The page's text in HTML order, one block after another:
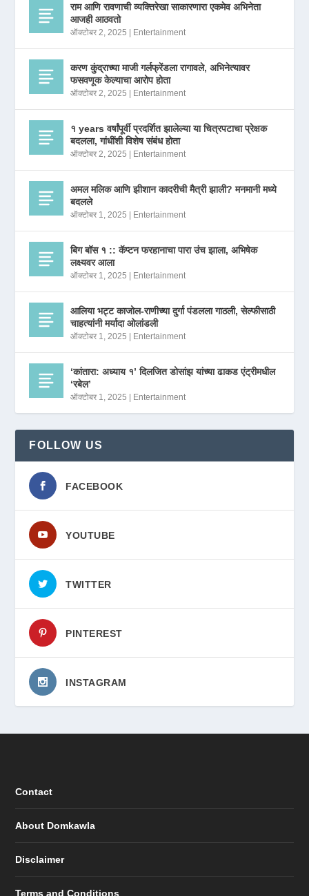
राम आणि रावणाची व्यक्तिरेखा साकारणारा एकमेव अभिनेता
आजही आठवतो
ऑक्टोबर 2, 2025 | Entertainment
करण कुंद्राच्या माजी गर्लफ्रेंडला रागावले, अभिनेत्यावर
फसवणूक केल्याचा आरोप होता
ऑक्टोबर 2, 2025 | Entertainment
१ years वर्षांपूर्वी प्रदर्शित झालेल्या या चित्रपटाचा प्रेक्षक
बदलला, गांधींशी विशेष संबंध होता
ऑक्टोबर 2, 2025 | Entertainment
अमल मलिक आणि झीशान कादरीची मैत्री झाली? मनमानी मध्ये
बदलले
ऑक्टोबर 1, 2025 | Entertainment
बिग बॉस १ :: कॅप्टन फरहानाचा पारा उंच झाला, अभिषेक
लक्ष्यवर आला
ऑक्टोबर 1, 2025 | Entertainment
आलिया भट्ट काजोल-राणीच्या दुर्गा पंडलला गाठली, सेल्फीसाठी
चाहत्यांनी मर्यादा ओलांडली
ऑक्टोबर 1, 2025 | Entertainment
‘कांतारा: अध्याय १’ दिलजित डोसांझ यांच्या ढाकड एंट्रीमधील
‘रबेल’
ऑक्टोबर 1, 2025 | Entertainment
FOLLOW US
FACEBOOK
YOUTUBE
TWITTER
PINTEREST
INSTAGRAM
Contact
About Domkawla
Disclaimer
Terms and Conditions